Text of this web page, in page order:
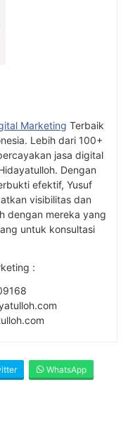
Marketing Terbaik
Lebih dari 100+
jasa digital
Dengan
efektif, Yusuf
visibilitas dan
dengan mereka yang
untuk konsultasi
:
WhatsApp